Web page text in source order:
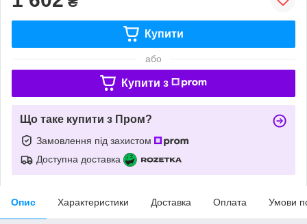
Купити
або
Купити з
Що таке купити з Пром?
Замовлення під захистом
Доступна доставка
Опис Характеристики Доставка Оплата Умови